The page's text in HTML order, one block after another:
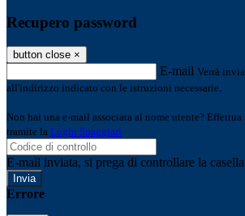
Recupero password
button close ×
E-mail Verrà
all'indirizzo indicato con le istruzioni necessarie.
Non hai una e-mail associata al nome utente? Effettua
tramite la Login Spaggiari
E-mail inviata, si prega di controllare la
Errore